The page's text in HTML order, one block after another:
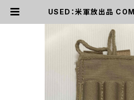
USED：米軍放出品
22) |